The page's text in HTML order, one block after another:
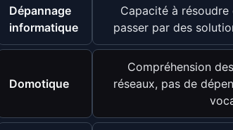
Dépannage
informatique
Capacité à
passer par des
Domotique
Compréhension
réseaux, pas de